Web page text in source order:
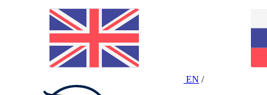
EN /